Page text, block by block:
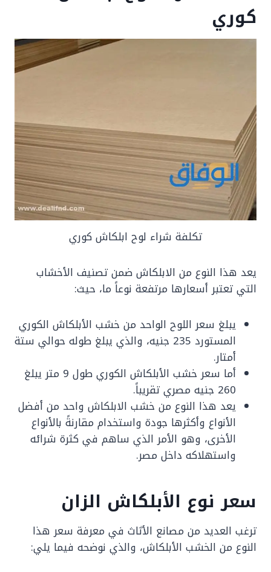
كوري
تكلفة شراء لوح ابلكاش كوري
يعد هذا النوع من الابلكاش ضمن تصنيف الأخشاب
التي تعتبر أسعارها مرتفعة نوعاً ما، حيث:
يبلغ سعر اللوح الواحد من خشب الأبلكاش الكوري
المستورد 235 جنيه، والذي يبلغ طوله حوالي ستة
أمتار.
أما سعر خشب الأبلكاش الكوري طول 9 متر يبلغ
260 جنيه مصري تقريباً.
يعد هذا النوع من خشب الابلكاش واحد من أفضل
الأنواع وأكثرها جودة واستخدام مقارنةً بالأنواع
الأخرى، وهو الأمر الذي ساهم في كثرة شرائه
واستهلاكه داخل مصر.
سعر نوع الأبلكاش الزان
ترغب العديد من مصانع الأثاث في معرفة سعر هذا
النوع من الخشب الأبلكاش، والذي نوضحه فيما يلي: